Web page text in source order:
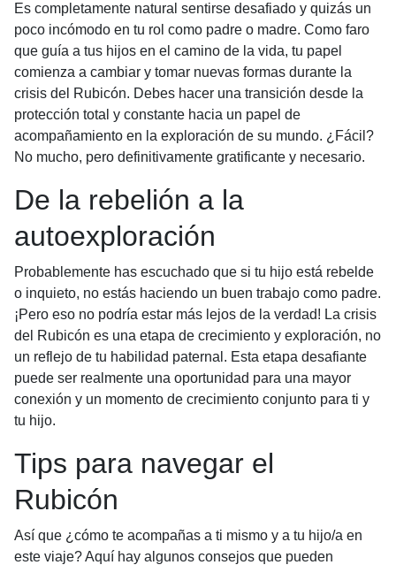
Es completamente natural sentirse desafiado y quizás un
poco incómodo en tu rol como padre o madre. Como faro
que guía a tus hijos en el camino de la vida, tu papel
comienza a cambiar y tomar nuevas formas durante la
crisis del Rubicón. Debes hacer una transición desde la
protección total y constante hacia un papel de
acompañamiento en la exploración de su mundo. ¿Fácil?
No mucho, pero definitivamente gratificante y necesario.
De la rebelión a la
autoexploración
Probablemente has escuchado que si tu hijo está rebelde
o inquieto, no estás haciendo un buen trabajo como padre.
¡Pero eso no podría estar más lejos de la verdad! La crisis
del Rubicón es una etapa de crecimiento y exploración, no
un reflejo de tu habilidad paternal. Esta etapa desafiante
puede ser realmente una oportunidad para una mayor
conexión y un momento de crecimiento conjunto para ti y
tu hijo.
Tips para navegar el
Rubicón
Así que ¿cómo te acompañas a ti mismo y a tu hijo/a en
este viaje? Aquí hay algunos consejos que pueden